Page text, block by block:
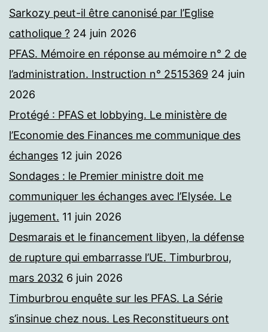
Sarkozy peut-il être canonisé par l’Eglise
catholique ? 24 juin 2026
PFAS. Mémoire en réponse au mémoire n° 2 de
l’administration. Instruction n° 2515369 24 juin
2026
Protégé : PFAS et lobbying. Le ministère de
l’Economie des Finances me communique des
échanges 12 juin 2026
Sondages : le Premier ministre doit me
communiquer les échanges avec l’Elysée. Le
jugement. 11 juin 2026
Desmarais et le financement libyen, la défense
de rupture qui embarrasse l’UE. Timburbrou,
mars 2032 6 juin 2026
Timburbrou enquête sur les PFAS. La Série
s’insinue chez nous. Les Reconstitueurs ont